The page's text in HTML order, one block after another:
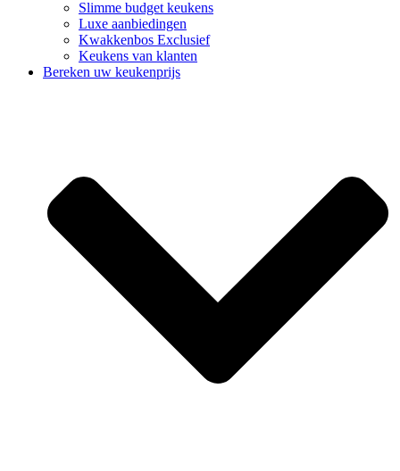
Slimme budget keukens
Luxe aanbiedingen
Kwakkenbos Exclusief
Keukens van klanten
Bereken uw keukenprijs